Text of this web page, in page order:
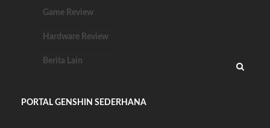
Game Review
Hardware Review
Berita Lain
PORTAL GENSHIN SEDERHANA